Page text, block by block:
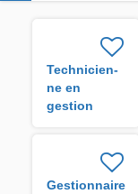
Technicien-
ne en
gestion
Gestionnaire